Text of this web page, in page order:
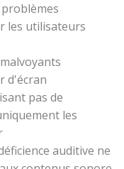
les utilisateurs
d'écran
pas de
les
auditive ne